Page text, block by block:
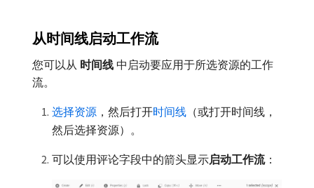
从时间线启动工作流
您可以从​ 时间线 ​中启动要应用于所选资源的工作
流。
选择资源 ，然后打开时间线 （或打开时间线，
然后选择资源）。
可以使用评论字段中的箭头显示​启动工作流：